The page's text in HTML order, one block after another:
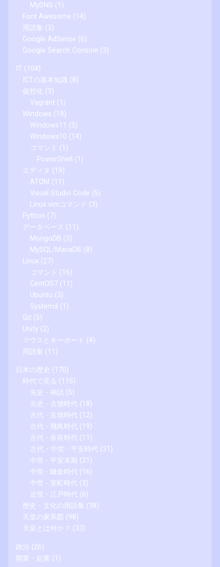
MyDNS (1)
Font Awesome (14)
用語集 (3)
Google AdSense (6)
Google Search Console (3)
IT (104)
ICTの基本知識 (8)
仮想化 (3)
Vagrant (1)
Windows (19)
Windows11 (5)
Windows10 (14)
コマンド (1)
PowerShell
(1)
エディタ (19)
ATOM (11)
Visual Studio Code (5)
Linux vimコマンド (3)
Python (7)
データベース (11)
MongoDB (3)
MySQL/MariaDB (8)
Linux (27)
コマンド (16)
CentOS7(11)
Ubuntu (3)
Systemd (1)
Git (5)
Unity (2)
マウスとキーボード (4)
用語集 (11)
日本の歴史 (170)
時代で見る (115)
先史 - 神話 (5)
先史 - 古墳時代 (18)
古代 - 古墳時代 (12)
古代 - 飛鳥時代 (19)
古代 - 奈良時代 (11)
古代・中世 - 平安時代 (31)
中世 - 平安末期 (21)
中世 - 鎌倉時代 (16)
中世 - 室町時代 (3)
近世 - 江戸時代 (6)
歴史・文化の用語集 (38)
天皇の家系図 (98)
天皇とは何か？ (33)
政治 (26)
開業・起業 (1)